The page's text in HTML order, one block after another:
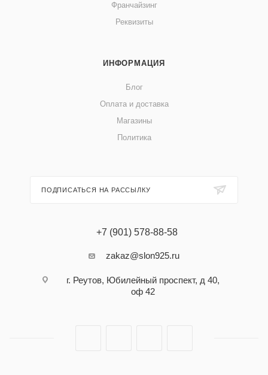
Франчайзинг
Реквизиты
ИНФОРМАЦИЯ
Блог
Оплата и доставка
Магазины
Политика
ПОДПИСАТЬСЯ НА РАССЫЛКУ
+7 (901) 578-88-58
zakaz@slon925.ru
г. Реутов, Юбилейный проспект, д 40,
оф 42